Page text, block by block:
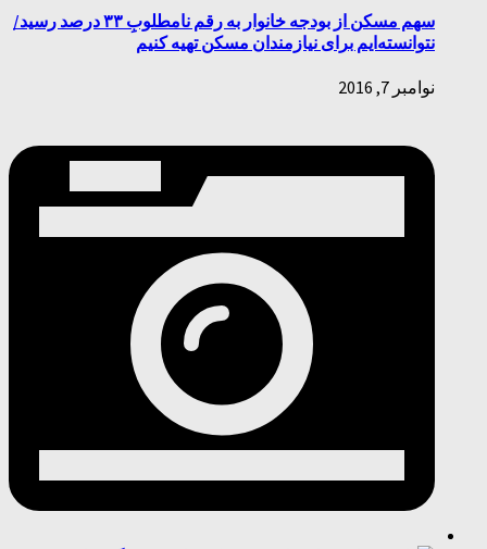
سهم مسکن از بودجه خانوار به رقم نامطلوبِ ۳۳ درصد رسید/
نتوانسته‌ایم برای نیازمندان مسکن تهیه کنیم
نوامبر 7, 2016